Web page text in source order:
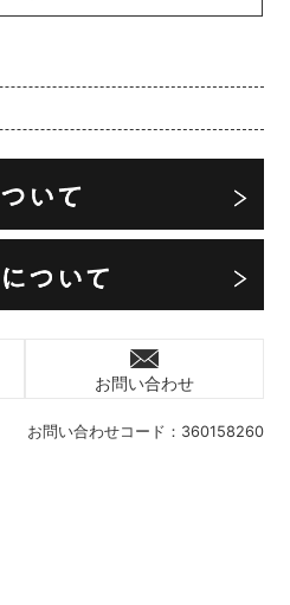
お問い合わせコード： 360158260
お問い合わせ